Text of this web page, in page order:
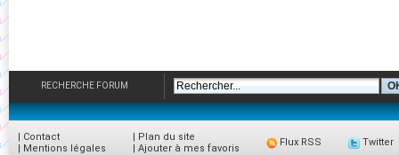
RECHERCHE FORUM
| Contact
| Mentions légales
| Plan du site
| Ajouter à mes favoris
Flux RSS Twitter